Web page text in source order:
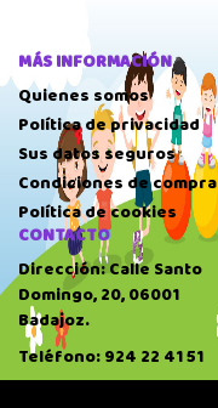
MÁS INFORMACIÓN
Quienes somos
Política de privacidad
Sus datos seguros
Condiciones de compra
Política de cookies
CONTACTO
Dirección: Calle Santo
Domingo, 20, 06001
Badajoz.
Teléfono: 924 22 41 51